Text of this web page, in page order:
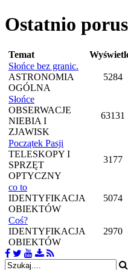
Ostatnio
Temat
Słońce bez granic.
ASTRONOMIA
OGÓLNA
5284
Słońce
OBSERWACJE
NIEBIA I
ZJAWISK
63131
Początek Pasji
TELESKOPY I
SPRZĘT
OPTYCZNY
3177
co to
IDENTYFIKACJA
OBIEKTÓW
5074
Coś?
IDENTYFIKACJA
OBIEKTÓW
2970